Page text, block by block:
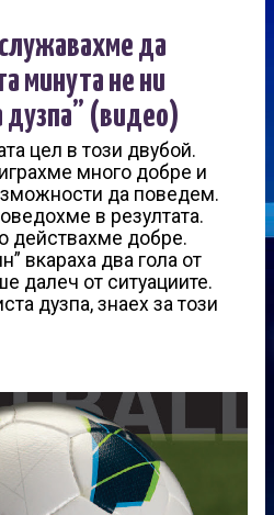
да
минута не ни
(видео)
цел в този двубой.
много добре и
да поведем.
в резултата.
действахме добре.
вкараха два гола от
далеч от ситуациите.
дузпа, знаех за този